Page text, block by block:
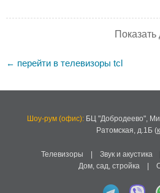
Показать
← перейти в телевизоры tcl
Шоу-рум (офис):БЦ "Добродеево",
Ратомская, д.1Б(
Телевизоры Звук и акустика
Дом, сад, стройка